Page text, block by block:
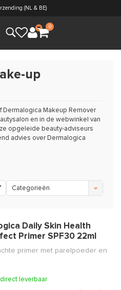
(NL & BE)
0
up
Dermalogica Makeup Remover
en in de webwinkel van
opgeleide beauty-adviseurs
advies over Dermalogica
Categorieën
Daily Skin Health
Primer SPF30 22ml
primer met parelpoeder en
direct leverbaar